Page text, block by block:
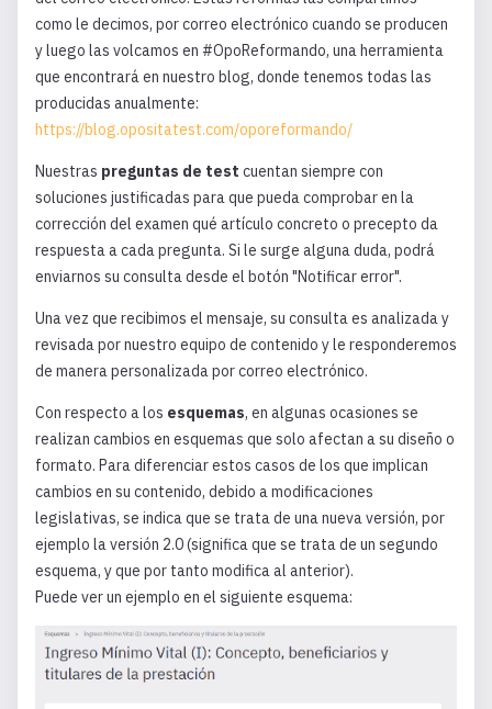
como le decimos, por correo electrónico cuando se producen
y luego las volcamos en #OpoReformando, una herramienta
que encontrará en nuestro blog, donde tenemos todas las
producidas anualmente:
https://blog.opositatest.com/oporeformando/
Nuestras preguntas de test cuentan siempre con
soluciones justificadas para que pueda comprobar en la
corrección del examen qué artículo concreto o precepto da
respuesta a cada pregunta. Si le surge alguna duda, podrá
enviarnos su consulta desde el botón "Notificar error".
Una vez que recibimos el mensaje, su consulta es analizada y
revisada por nuestro equipo de contenido y le responderemos
de manera personalizada por correo electrónico.
Con respecto a los esquemas, en algunas ocasiones se
realizan cambios en esquemas que solo afectan a su diseño o
formato. Para diferenciar estos casos de los que implican
cambios en su contenido, debido a modificaciones
legislativas, se indica que se trata de una nueva versión, por
ejemplo la versión 2.0 (significa que se trata de un segundo
esquema, y que por tanto modifica al anterior).
Puede ver un ejemplo en el siguiente esquema: